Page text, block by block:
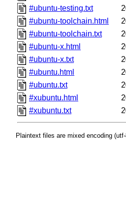
#ubuntu-testing.txt
#ubuntu-toolchain.html
#ubuntu-toolchain.txt
#ubuntu-x.html
#ubuntu-x.txt
#ubuntu.html
#ubuntu.txt
#xubuntu.html
#xubuntu.txt
Plaintext files are mixed encoding